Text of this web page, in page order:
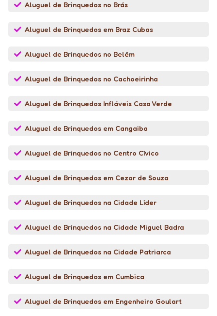
Aluguel de Brinquedos no Brás
Aluguel de Brinquedos em Braz Cubas
Aluguel de Brinquedos no Belém
Aluguel de Brinquedos no Cachoeirinha
Aluguel de Brinquedos Infláveis Casa Verde
Aluguel de Brinquedos em Cangaiba
Aluguel de Brinquedos no Centro Cívico
Aluguel de Brinquedos em Cezar de Souza
Aluguel de Brinquedos na Cidade Líder
Aluguel de Brinquedos na Cidade Miguel Badra
Aluguel de Brinquedos na Cidade Patriarca
Aluguel de Brinquedos em Cumbica
Aluguel de Brinquedos em Engenheiro Goulart